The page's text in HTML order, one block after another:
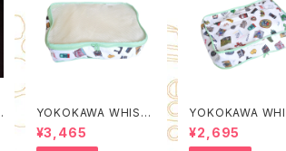
YOKOKAWA WHIST
LE TOWN Packing
Organizer M (Qualit
¥3,465
YOKOKAWA
LE TOWN
Organizer S (Qualit
¥2,695